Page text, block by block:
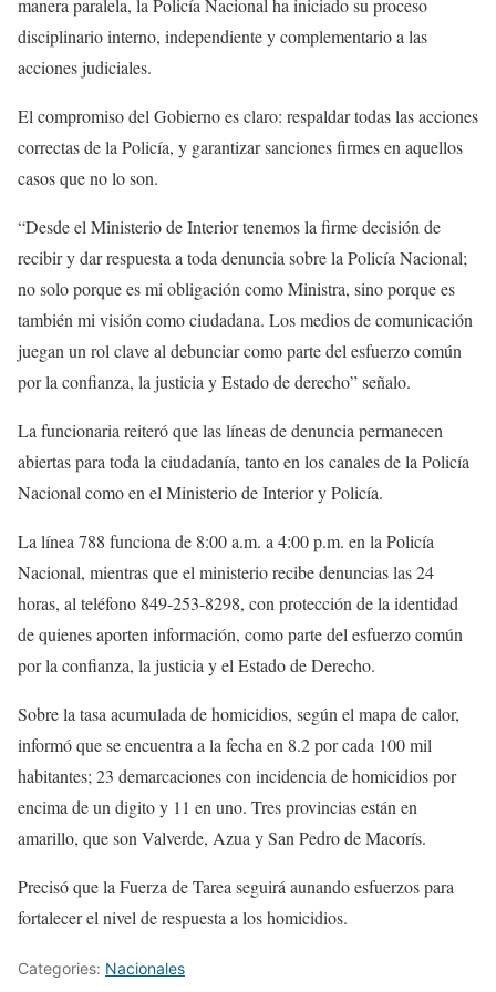
manera paralela, la Policía Nacional ha iniciado su proceso
disciplinario interno, independiente y complementario a las
acciones judiciales.
El compromiso del Gobierno es claro: respaldar todas las acciones
correctas de la Policía, y garantizar sanciones firmes en aquellos
casos que no lo son.
“Desde el Ministerio de Interior tenemos la firme decisión de
recibir y dar respuesta a toda denuncia sobre la Policía Nacional;
no solo porque es mi obligación como Ministra, sino porque es
también mi visión como ciudadana. Los medios de comunicación
juegan un rol clave al debunciar como parte del esfuerzo común
por la confianza, la justicia y Estado de derecho” señalo.
La funcionaria reiteró que las líneas de denuncia permanecen
abiertas para toda la ciudadanía, tanto en los canales de la Policía
Nacional como en el Ministerio de Interior y Policía.
La línea 788 funciona de 8:00 a.m. a 4:00 p.m. en la Policía
Nacional, mientras que el ministerio recibe denuncias las 24
horas, al teléfono 849-253-8298, con protección de la identidad
de quienes aporten información, como parte del esfuerzo común
por la confianza, la justicia y el Estado de Derecho.
Sobre la tasa acumulada de homicidios, según el mapa de calor,
informó que se encuentra a la fecha en 8.2 por cada 100 mil
habitantes; 23 demarcaciones con incidencia de homicidios por
encima de un digito y 11 en uno. Tres provincias están en
amarillo, que son Valverde, Azua y San Pedro de Macorís.
Precisó que la Fuerza de Tarea seguirá aunando esfuerzos para
fortalecer el nivel de respuesta a los homicidios.
Categories: Nacionales